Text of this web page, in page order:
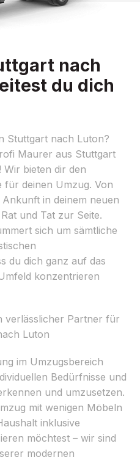
nach
du dich
Stuttgart nach Luton?
Maurer aus Stuttgart
Wir bieten dir den
deinen Umzug. Von
in deinem neuen
und Tat zur Seite.
sich um sämtliche
du dich ganz auf das
konzentrieren
verlässlicher Partner für
Luton
im Umzugsbereich
Bedürfnisse und
und umzusetzen.
mit wenigen Möbeln
inklusive
möchtest – wir sind
modernen